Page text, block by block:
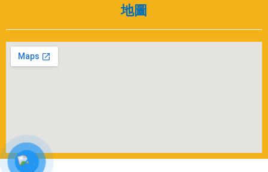
地圖
Copyright © 2022 Yuan-hung.com by desgin